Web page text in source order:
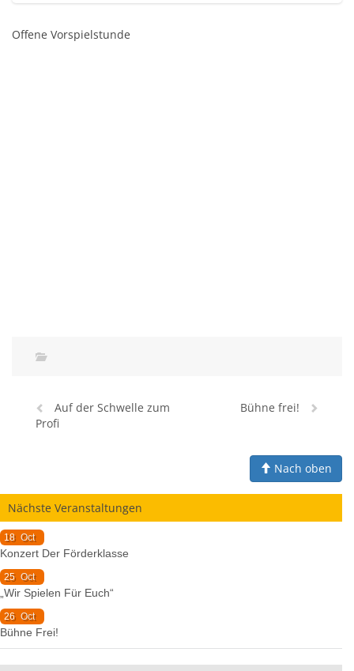
Offene Vorspielstunde
Auf der Schwelle zum
Profi
Bühne frei!
Nach oben
Nächste Veranstaltungen
18 Oct
Konzert Der Förderklasse
25 Oct
„Wir Spielen Für Euch“
26 Oct
Bühne Frei!